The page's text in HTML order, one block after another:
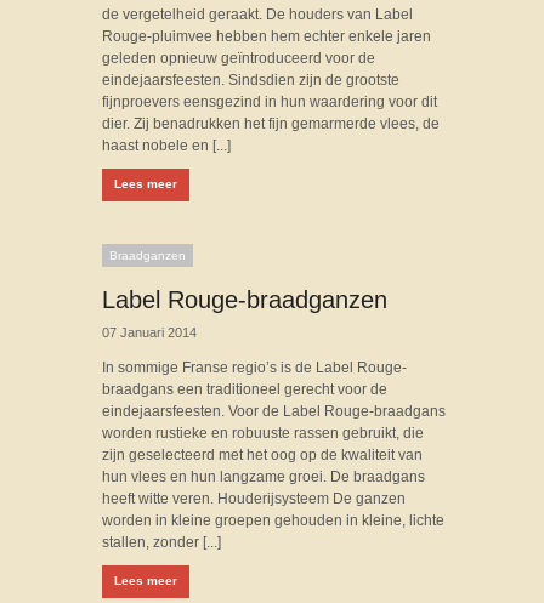
de vergetelheid geraakt. De houders van Label
Rouge-pluimvee hebben hem echter enkele jaren
geleden opnieuw geïntroduceerd voor de
eindejaarsfeesten. Sindsdien zijn de grootste
fijnproevers eensgezind in hun waardering voor dit
dier. Zij benadrukken het fijn gemarmerde vlees, de
haast nobele en [...]
Lees meer
Braadganzen
Label Rouge-braadganzen
07 Januari 2014
In sommige Franse regio’s is de Label Rouge-
braadgans een traditioneel gerecht voor de
eindejaarsfeesten. Voor de Label Rouge-braadgans
worden rustieke en robuuste rassen gebruikt, die
zijn geselecteerd met het oog op de kwaliteit van
hun vlees en hun langzame groei. De braadgans
heeft witte veren. Houderijsysteem De ganzen
worden in kleine groepen gehouden in kleine, lichte
stallen, zonder [...]
Lees meer